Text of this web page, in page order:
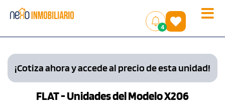
Toggle
4
()
¡Cotiza ahora y accede al precio de esta unidad!
FLAT - Unidades del Modelo X206